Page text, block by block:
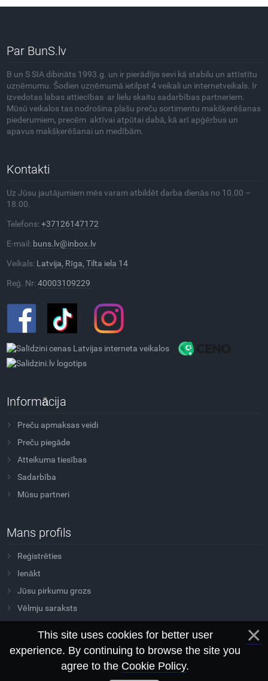
Par BunS.lv
B un S SIA dibināts 1993.g. un ir pierādījis sevi kā stabilu un attīstītu
uzņēmumu. Šodien uzņēmumā ietilpst 4 veikali un internetveikals. Ir
izvedotas labas attiecības ar lielu skaitu sadarbības partneriem.
Mūsū veikalos tas nodrošina plašu preču sortimentu makšķerēšanas
piederumiem, precēm aktīvai atpūtai dabā, kā arī apģērbus un
apavus makšķerēšanai un medībām.
Kontakti
Uz Jūsu jautājumiem mēs varam atbildēt darba dienās no 10.00 –
18.00.
Telefons:+37126147172
E-mail: buns.lv@inbox.lv
Veikals: Latvija, Rīga, Tilta iela 14
Reģ. Nr:40003109229
Informācija
Preču apmaksas veidi
Preču piegāde
Atteikuma tiesības
Sadarbība
Mūsu partneri
Mans profils
Reģistrēties
Ienākt
Jūsu pirkumu grozs
Vēlmju saraksts
Copyright Sovtus © 2026
This site uses cookies for better user
experience. By continuing to browse the site you
agree to the Cookie Policy.